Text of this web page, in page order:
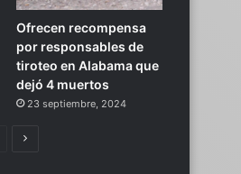
Ofrecen recompensa
por responsables de
tiroteo en Alabama que
dejó 4 muertos
23 septiembre, 2024
PáginaSiguiente